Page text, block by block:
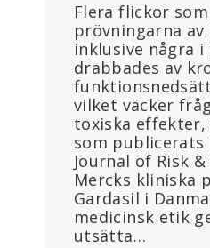
Flera flickor
prövningarna av
inklusive några
drabbades av
vilket väcker
toxiska
som
Journal of Risk
Mercks kliniska
Gardasil i
medicinsk etik
utsätta…